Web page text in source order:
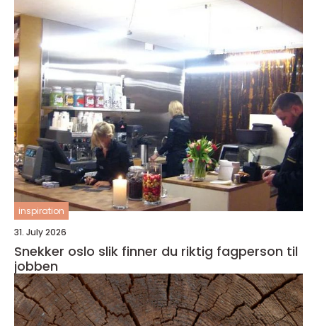
inspiration
31. July 2026
Snekker oslo slik finner du riktig fagperson til
jobben